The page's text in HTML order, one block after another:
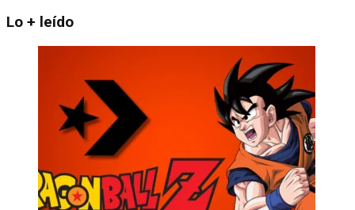
Lo + leído